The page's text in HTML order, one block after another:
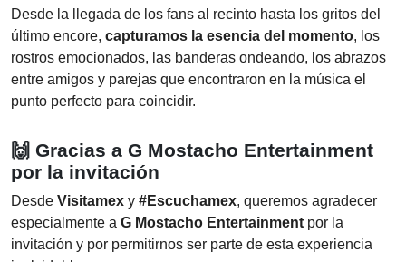
Desde la llegada de los fans al recinto hasta los gritos del
último encore, capturamos la esencia del momento, los
rostros emocionados, las banderas ondeando, los abrazos
entre amigos y parejas que encontraron en la música el
punto perfecto para coincidir.
🙌 Gracias a G Mostacho Entertainment
por la invitación
Desde Visitamex y #Escuchamex, queremos agradecer
especialmente a G Mostacho Entertainment por la
invitación y por permitirnos ser parte de esta experiencia